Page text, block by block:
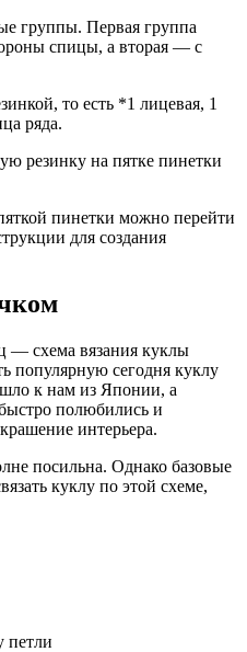
группы. Первая группа
спицы, а вторая — с
то есть *1 лицевая, 1
ряда.
резинку на пятке пинетки
пинетки можно перейти
для создания
— схема вязания куклы
популярную сегодня куклу
к нам из Японии, а
полюбились и
интерьера.
посильна. Однако базовые
куклу по этой схеме,
петли